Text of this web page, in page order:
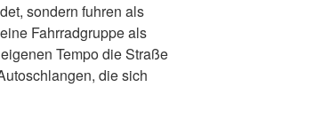
sondern fuhren als
Fahrradgruppe als
Tempo die Straße
die sich